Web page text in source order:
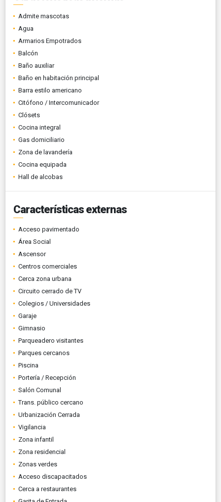
Admite mascotas
Agua
Armarios Empotrados
Balcón
Baño auxiliar
Baño en habitación principal
Barra estilo americano
Citófono / Intercomunicador
Clósets
Cocina integral
Gas domiciliario
Zona de lavandería
Cocina equipada
Hall de alcobas
Características externas
Acceso pavimentado
Área Social
Ascensor
Centros comerciales
Cerca zona urbana
Circuito cerrado de TV
Colegios / Universidades
Garaje
Gimnasio
Parqueadero visitantes
Parques cercanos
Piscina
Portería / Recepción
Salón Comunal
Trans. público cercano
Urbanización Cerrada
Vigilancia
Zona infantil
Zona residencial
Zonas verdes
Acceso discapacitados
Cerca a restaurantes